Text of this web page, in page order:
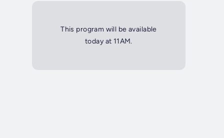
This program will be available
today at 11AM.